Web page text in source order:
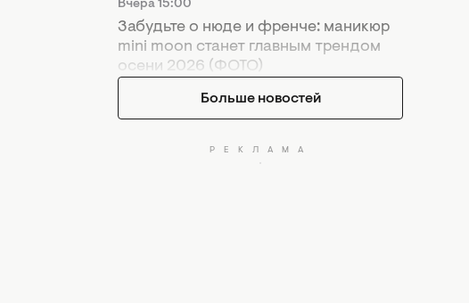
Вчера 15:00
Забудьте о нюде и френче: маникюр
mini moon станет главным трендом
осени 2026 (ФОТО)
Больше новостей